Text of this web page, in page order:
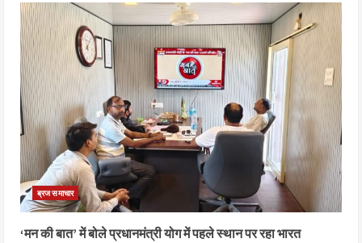
ब्रज समाचार
‘मन की बात’ में बोले प्रधानमंत्री योग में पहले स्थान पर रहा भारत